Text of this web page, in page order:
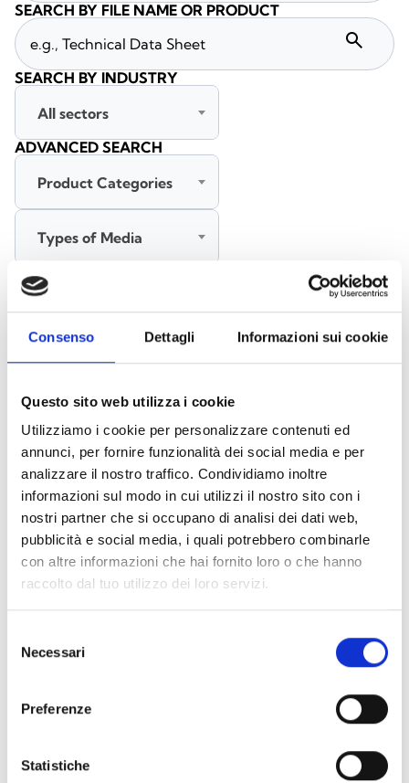
Consenso Dettagli Informazioni sui cookie
Questo sito web utilizza i cookie
Utilizziamo i cookie per personalizzare contenuti ed
annunci, per fornire funzionalità dei social media e per
analizzare il nostro traffico. Condividiamo inoltre
informazioni sul modo in cui utilizzi il nostro sito con i
nostri partner che si occupano di analisi dei dati web,
pubblicità e social media, i quali potrebbero combinarle
con altre informazioni che hai fornito loro o che hanno
raccolto dal tuo utilizzo dei loro servizi.
delNecessari
Preferenze
Statistiche
Accessories EB00 Bases - Materials
Accessories for detector testing - Materials(6)
Documents(6992)
Select All
Please log in before downloading content marked with
the icon lock
SEARCH BY FILE NAME OR PRODUCT
search
SEARCH BY INDUSTRY
All sectors
ADVANCED SEARCH
Product Categories
Types of Media
All languages
SEARCH